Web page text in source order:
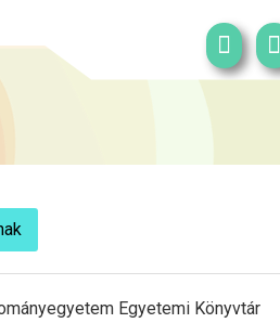
Egyetemi Könyvtár